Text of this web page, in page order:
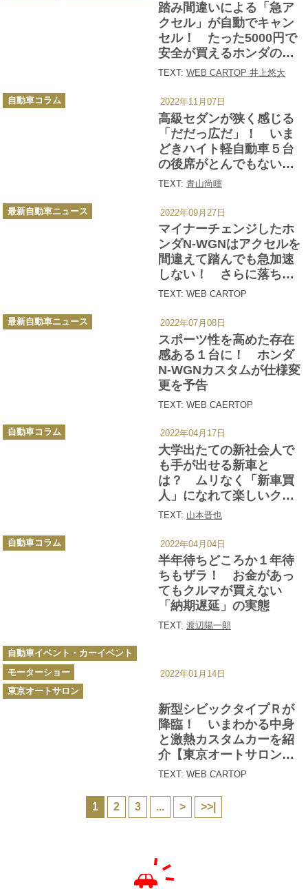
踏み間違いによる「急ア
クセル」が自動でキャン
セル！ たった5000円で
安全が買えるホンダの新
技術の効果が凄い
TEXT: WEB CARTOP 井上悠大
高級セダンが狭く感じる
「だだっ広だ」！ いま
どきハイト軽自動車５台
の後席がとんでもない快
適っぷりだった
TEXT: 青山尚暉
カ
テ
自動車コラム 2022年11月07日
マイナーチェンジしたホ
ンダN-WGNはアクセルを
間違えて踏んでも急加速
しない！ さらに落ち着
いた雰囲気が魅力の特別
ビター」も設定
TEXT: WEB CARTOP
カ
テ
最新自動車ニュース 2022年09月27日
スポーツ性を高めた存在
感ある１台に！ ホンダ
N-WGNカスタムが仕様変
更を予告
TEXT: WEB CAERTOP
カ
テ
最新自動車ニュース 2022年07月08日
大学出たての新社会人で
も手が出せる新車と
は？ ムリなく「新車買
人」になれて楽しいクル
マを考えたら４台あった
TEXT: 山本晋也
カ
テ
自動車コラム 2022年04月17日
半年待ちどころか１年待
ちもザラ！ お金があっ
てもクルマが買えない
「納期遅延」の実態
TEXT: 渡辺陽一郎
カ
テ
自動車コラム 2022年04月04日
新型シビックタイプＲが
降臨！ いまわかる中身
と激熱カスタムカーを紹
介【東京オートサロン
2022】
TEXT: WEB CARTOP
カ
テ
ゴ
リ
ー
自動車イベント・カーイベント
モーターショー
東京オートサロン
2022年01月14日
1 2 3 ... > >>|